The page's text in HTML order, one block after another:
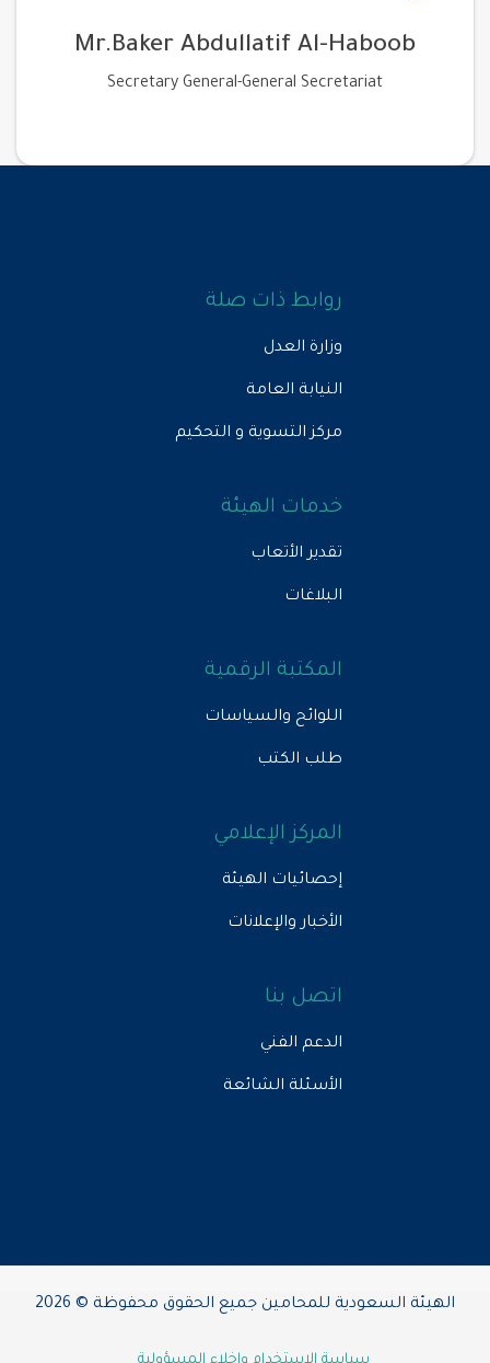
Mr.Baker Abdullatif Al-Haboob
Secretary General-General Secretariat‏
روابط ذات صلة
وزارة العدل
النيابة العامة
مركز التسوية و التحكيم
خدمات الهيئة
تقدير الأتعاب
البلاغات
المكتبة الرقمية
اللوائح والسياسات
طلب الكتب
المركز الإعلامي
إحصائيات الهيئة
الأخبار والإعلانات
اتصل بنا
الدعم الفني
الأسئلة الشائعة
الهيئة السعودية للمحامين جميع الحقوق محفوظة © 2026